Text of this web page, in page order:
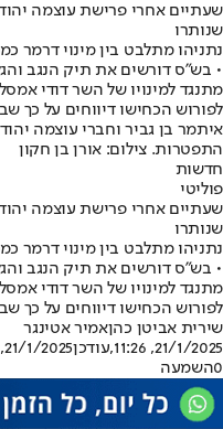
שעתיים אחרי פרישת עוצמה
שנותרו
נתניהו מתלבט בין מינוי דרמר
• בש"ס דורשים את תיק הנגב
מתנגד למינויו של השר דודי
לפורוש הכחישו דיווחים על כך
איתמר בן גביר וחברי עוצמה
התפטרות. צילום: אורן בן חקון
חדשות
פוליטי
שעתיים אחרי פרישת עוצמה
שנותרו
נתניהו מתלבט בין מינוי דרמר
• בש"ס דורשים את תיק הנגב
מתנגד למינויו של השר דודי
לפורוש הכחישו דיווחים על כך
שירית אביטן כהןאמיר אטינגר
21/1/2025, 11:26
,עודכן21/1/2025, 11:37
0השמעה